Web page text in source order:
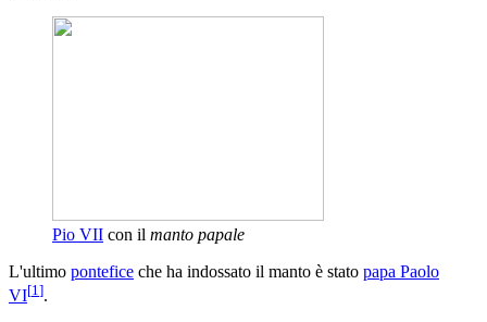
Pio VII con il manto papale
L'ultimo pontefice che ha indossato il manto è stato papa Paolo
VI[1].